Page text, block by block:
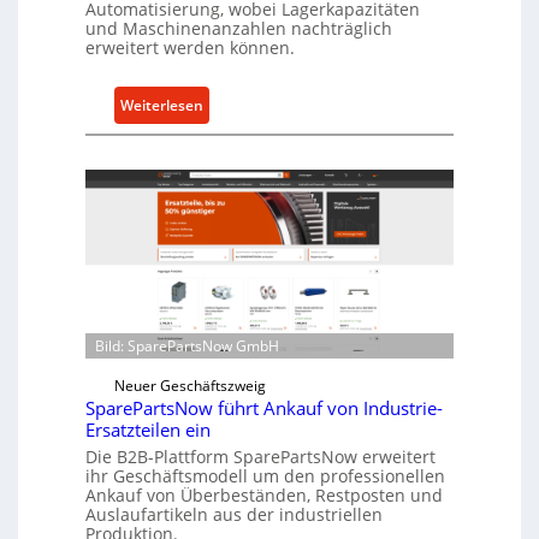
s
c
u
z
ü
r
i
i
r
k
t
e
A
n
t
Automatisierung, wobei Lagerkapazitäten
und Maschinenanzahlen nachträglich
erweitert werden können.
Weiterlesen
C
l
l
n
t
w
i
c
k
e
l
t
Bild: SparePartsNow GmbH
Neuer Geschäftszweig
SparePartsNow führt Ankauf von Industrie-
Ersatzteilen ein
Die B2B-Plattform SparePartsNow erweitert
ihr Geschäftsmodell um den professionellen
Ankauf von Überbeständen, Restposten und
Auslaufartikeln aus der industriellen
Produktion.